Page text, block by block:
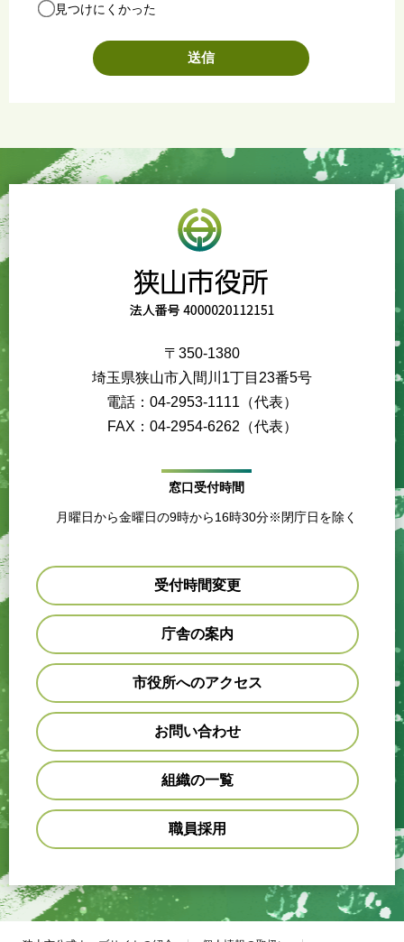
見つけにくかった
〒350-1380
埼玉県狭山市入間川1丁目23番5号
電話：04-2953-1111（代表）
FAX：04-2954-6262（代表）
窓口受付時間
月曜日から金曜日の9時から16時30分※閉庁日を除く
受付時間変更
庁舎の案内
市役所へのアクセス
お問い合わせ
組織の一覧
職員採用